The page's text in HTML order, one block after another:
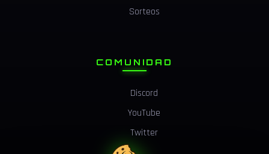
Sorteos
COMUNIDAD
Discord
YouTube
Twitter